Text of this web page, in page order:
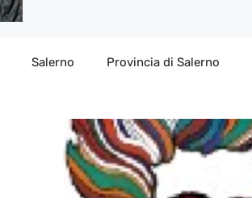
Salerno Provincia di Salerno